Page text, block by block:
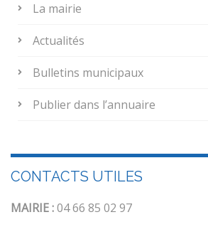
La mairie
Actualités
Bulletins municipaux
Publier dans l’annuaire
CONTACTS UTILES
MAIRIE :04 66 85 02 97